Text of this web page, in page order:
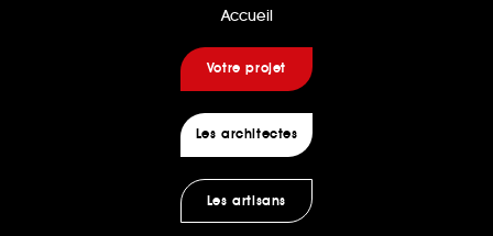
Accueil
Votre projet
Les architectes
Les artisans